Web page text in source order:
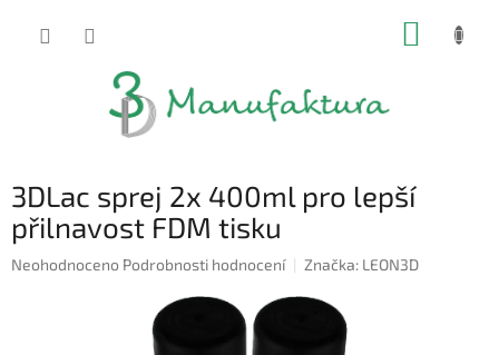
3DLac sprej 2x 400ml pro lepší
přilnavost FDM tisku
Průměrné
Neohodnoceno Podrobnosti hodnocení Značka: LEON3D